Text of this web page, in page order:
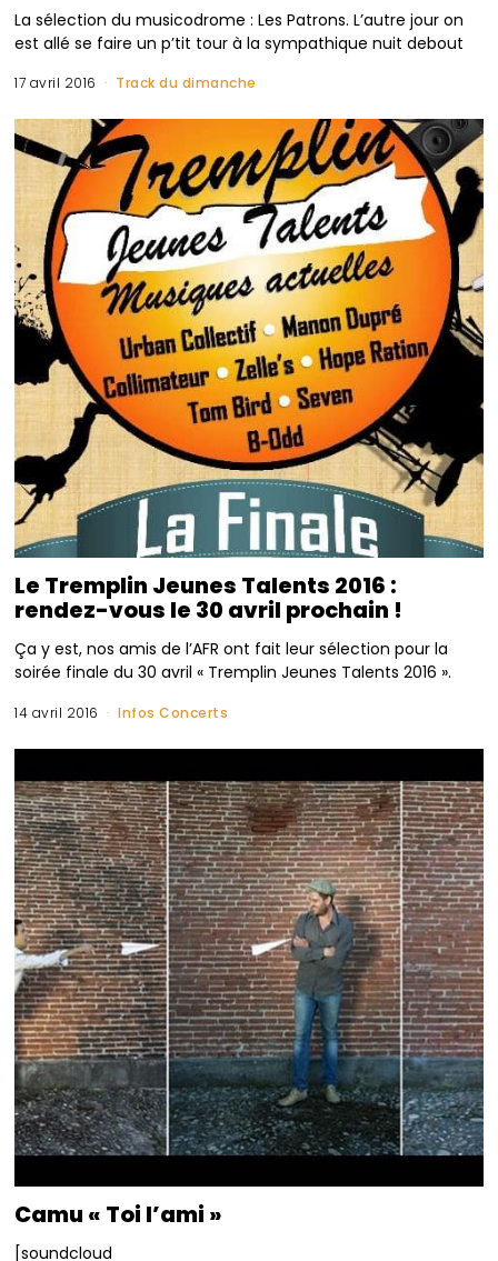
La sélection du musicodrome : Les Patrons. L’autre jour on
est allé se faire un p’tit tour à la sympathique nuit debout
17 avril 2016 Track du dimanche
Le Tremplin Jeunes Talents 2016 :
rendez-vous le 30 avril prochain !
Ça y est, nos amis de l’AFR ont fait leur sélection pour la
soirée finale du 30 avril « Tremplin Jeunes Talents 2016 ».
14 avril 2016 Infos Concerts
Camu « Toi l’ami »
[soundcloud